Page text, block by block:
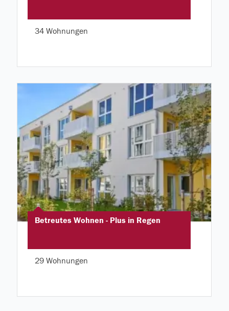
34 Wohnungen
Betreutes Wohnen - Plus in Regen
29 Wohnungen